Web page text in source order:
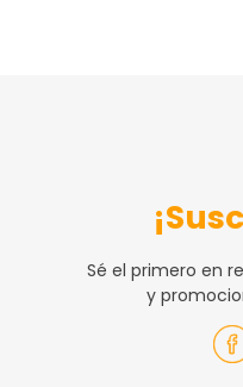
Sé el primero en
y